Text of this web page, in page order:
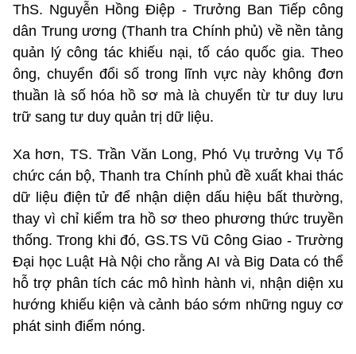
ThS. Nguyễn Hồng Điệp - Trưởng Ban Tiếp công
dân Trung ương (Thanh tra Chính phủ) về nền tảng
quản lý công tác khiếu nại, tố cáo quốc gia. Theo
ông, chuyển đổi số trong lĩnh vực này không đơn
thuần là số hóa hồ sơ mà là chuyển từ tư duy lưu
trữ sang tư duy quản trị dữ liệu.
Xa hơn, TS. Trần Văn Long, Phó Vụ trưởng Vụ Tổ
chức cán bộ, Thanh tra Chính phủ đề xuất khai thác
dữ liệu điện tử để nhận diện dấu hiệu bất thường,
thay vì chỉ kiểm tra hồ sơ theo phương thức truyền
thống. Trong khi đó, GS.TS Vũ Công Giao - Trường
Đại học Luật Hà Nội cho rằng AI và Big Data có thể
hỗ trợ phân tích các mô hình hành vi, nhận diện xu
hướng khiếu kiện và cảnh báo sớm những nguy cơ
phát sinh điểm nóng.